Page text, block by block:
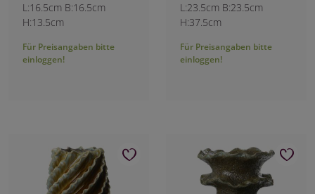
L:16.5cm B:16.5cm
H:13.5cm
Für Preisangaben bitte
einloggen!
L:23.5cm B:23.5cm
H:37.5cm
Für Preisangaben bitte
einloggen!